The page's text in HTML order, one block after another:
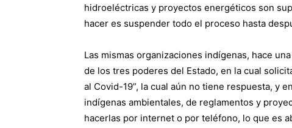
hidroeléctricas y proyectos energéticos son
hacer es suspender todo el proceso hasta
Las mismas organizaciones indígenas, hace
de los tres poderes del Estado, en la cual
al Covid-19”, la cual aún no tiene respuesta, y
indígenas ambientales, de reglamentos y
hacerlas por internet o por teléfono, lo que es